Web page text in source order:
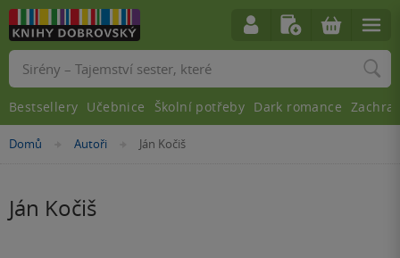
Nacházíte
Domů »Autoři »Ján Kočiš
Ján Kočiš
Vyhledávání
Bestsellery Učebnice Školní potřeby Dark romance